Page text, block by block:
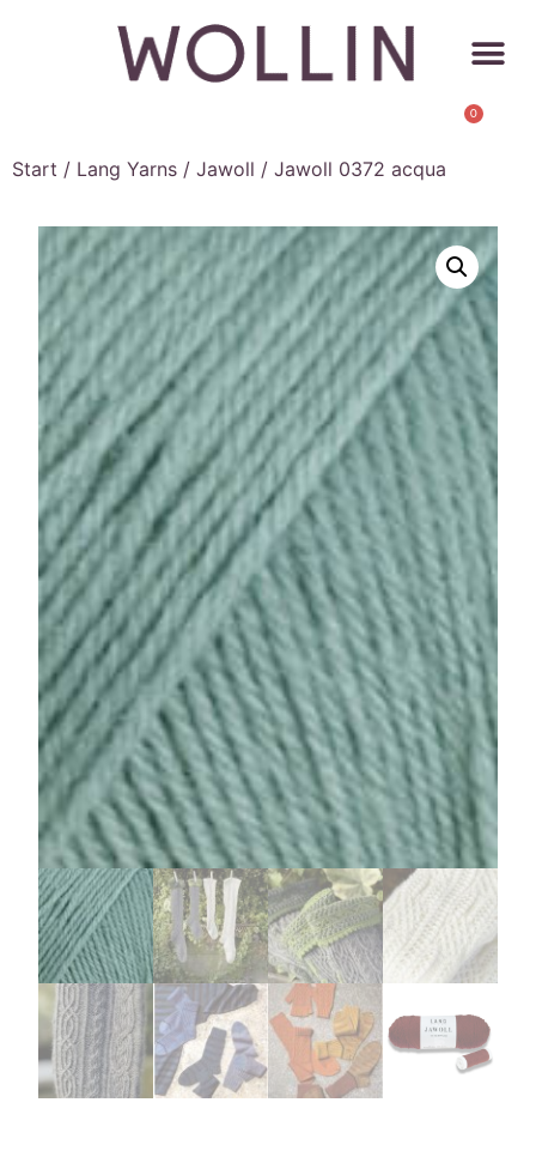
0
Start / Lang Yarns / Jawoll / Jawoll 0372 acqua